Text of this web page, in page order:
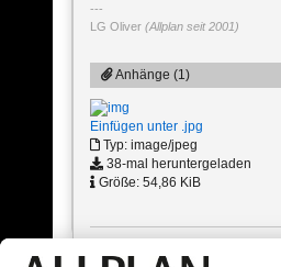
LG Oliver (Allplan seit 2001)
Anhänge (1)
Einfügen unter .jpg
Typ: image/jpeg
38-mal heruntergeladen
Größe: 54,86 KiB